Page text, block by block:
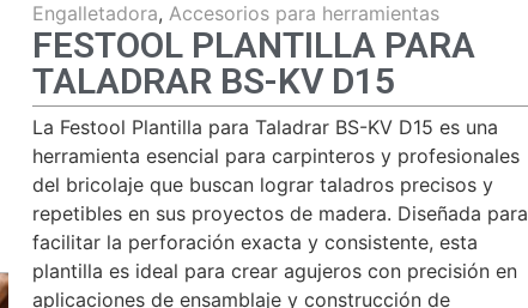
Engalletadora, Accesorios para herramientas
FESTOOL PLANTILLA PARA
TALADRAR BS-KV D15
La Festool Plantilla para Taladrar BS-KV D15 es una
herramienta esencial para carpinteros y profesionales
del bricolaje que buscan lograr taladros precisos y
repetibles en sus proyectos de madera. Diseñada para
facilitar la perforación exacta y consistente, esta
plantilla es ideal para crear agujeros con precisión en
aplicaciones de ensamblaje y construcción de